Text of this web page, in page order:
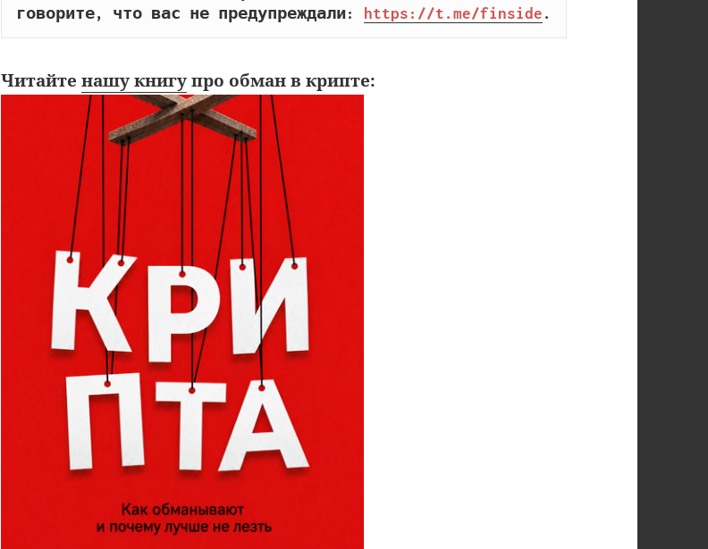
говорите, что вас не предупреждали: https://t.me/finside .
Читайтенашу книгупро обман в крипте: